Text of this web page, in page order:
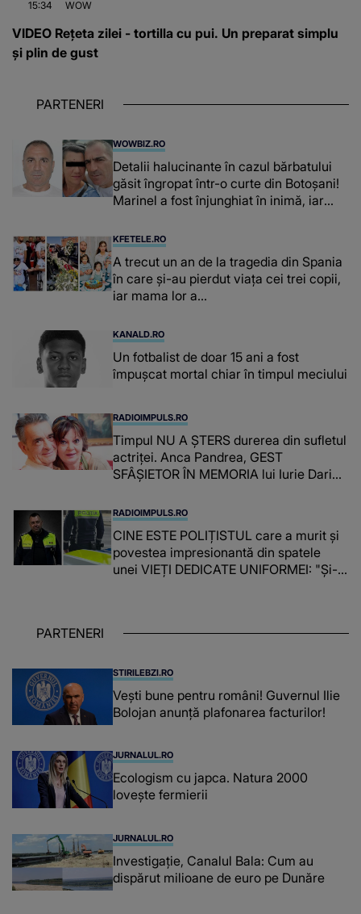
15:34 WOW
VIDEO Rețeta zilei - tortilla cu pui. Un preparat simplu
și plin de gust
PARTENERI
WOWBIZ.RO
Detalii halucinante în cazul bărbatului
găsit îngropat într-o curte din Botoșani!
Marinel a fost înjunghiat în inimă, iar
suspecți
KFETELE.RO
A trecut un an de la tragedia din Spania
în care și-au pierdut viața cei trei copii,
iar mama lor a…
KANALD.RO
Un fotbalist de doar 15 ani a fost
împușcat mortal chiar în timpul meciului
RADIOIMPULS.RO
Timpul NU A ȘTERS durerea din sufletul
actriței. Anca Pandrea, GEST
SFÂȘIETOR ÎN MEMORIA lui Iurie Darie:
timpul parcă..."
RADIOIMPULS.RO
CINE ESTE POLIȚISTUL care a murit și
povestea impresionantă din spatele
unei VIEȚI DEDICATE UNIFORMEI: "Și-a
PARTENERI
STIRILEBZI.RO
Vești bune pentru români! Guvernul Ilie
Bolojan anunță plafonarea facturilor!
JURNALUL.RO
Ecologism cu japca. Natura 2000
lovește fermierii
JURNALUL.RO
Investigație, Canalul Bala: Cum au
dispărut milioane de euro pe Dunăre